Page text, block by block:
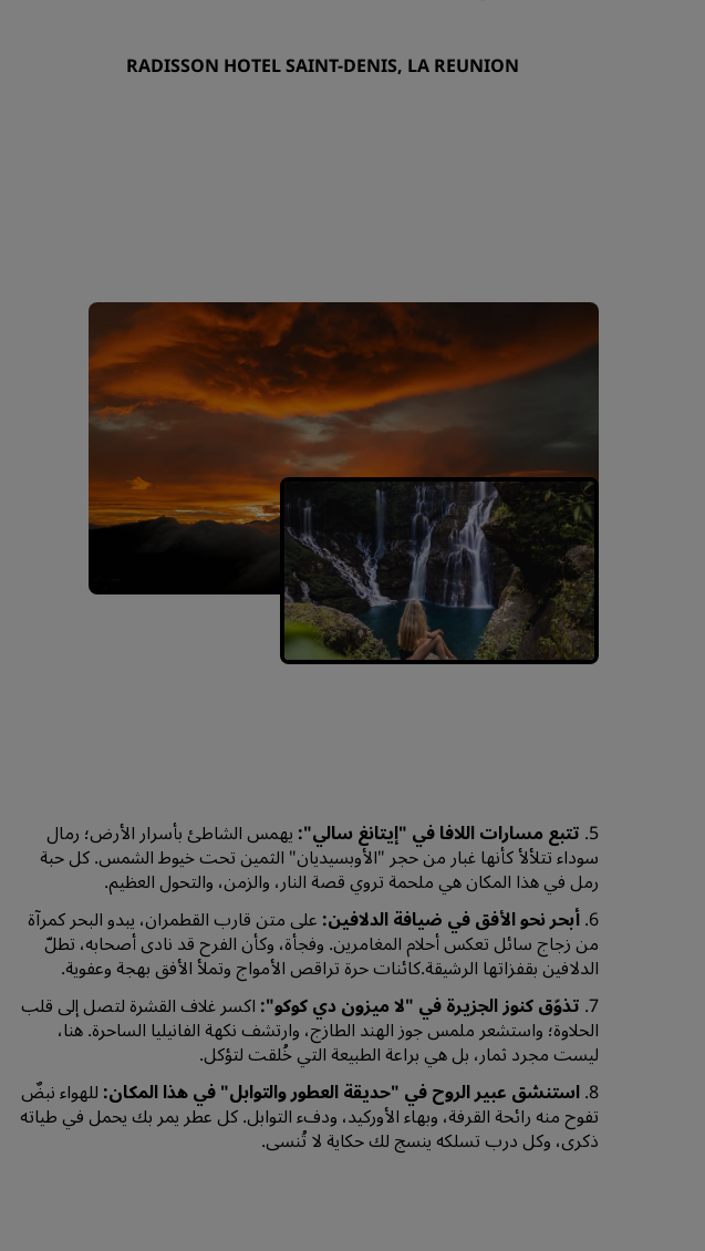
RADISSON HOTEL SAINT-DENIS, LA REUNION
5. تتبع مسارات اللافا في "إيتانغ سالي": يهمس الشاطئ بأسرار الأرض؛ رمال
سوداء تتلألأ كأنها غبار من حجر "الأوبسيديان" الثمين تحت خيوط الشمس. كل حبة
رمل في هذا المكان هي ملحمة تروي قصة النار، والزمن، والتحول العظيم.
6. أبحر نحو الأفق في ضيافة الدلافين: على متن قارب القطمران، يبدو البحر كمرآة
من زجاج سائل تعكس أحلام المغامرين. وفجأة، وكأن الفرح قد نادى أصحابه، تطلّ
الدلافين بقفزاتها الرشيقة.كائنات حرة تراقص الأمواج وتملأ الأفق بهجة وعفوية.
7. تذوّق كنوز الجزيرة في "لا ميزون دي كوكو": اكسر غلاف القشرة لتصل إلى قلب
الحلاوة؛ واستشعر ملمس جوز الهند الطازج، وارتشف نكهة الفانيليا الساحرة. هنا،
ليست مجرد ثمار، بل هي براعة الطبيعة التي خُلقت لتؤكل.
8. استنشق عبير الروح في "حديقة العطور والتوابل" في هذا المكان: للهواء نبضٌ
تفوح منه رائحة القرفة، وبهاء الأوركيد، ودفء التوابل. كل عطر يمر بك يحمل في طياته
ذكرى، وكل درب تسلكه ينسج لك حكاية لا تُنسى.